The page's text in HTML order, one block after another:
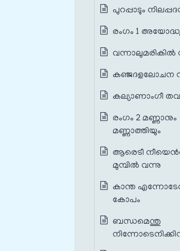
പുറപ്പാടും
രംഗം 1
വന്നാലുമരികില്‍
കഞ്ജദളലോചന
കല്യാണാംഗീ
രംഗം 2 മണ്ണാനും
മണ്ണാത്തിയും
ആരെടീ
മുമ്പില്‍ വന്നു
കാന്ത
കോപം
ബന്ധമെന്തു